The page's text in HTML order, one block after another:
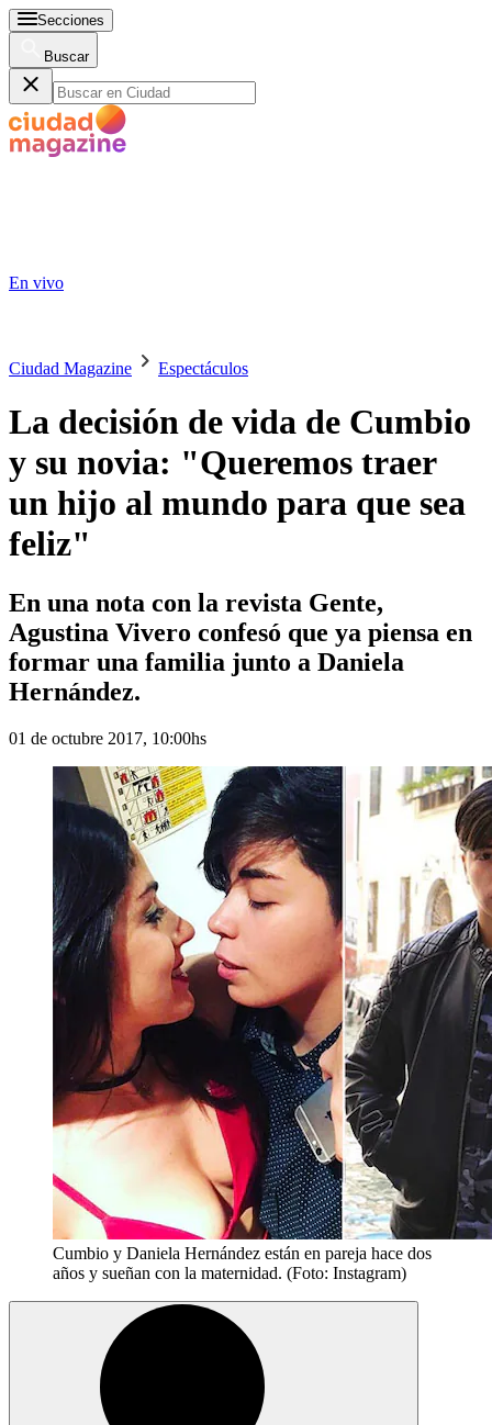
Secciones
Buscar
En vivo
Ciudad Magazine Espectáculos
La decisión de vida de Cumbio
y su novia: "Queremos traer
un hijo al mundo para que sea
feliz"
En una nota con la revista Gente,
Agustina Vivero confesó que ya piensa en
formar una familia junto a Daniela
Hernández.
01 de octubre 2017, 10:00hs
Cumbio y Daniela Hernández están en pareja hace dos
años y sueñan con la maternidad. (Foto: Instagram)